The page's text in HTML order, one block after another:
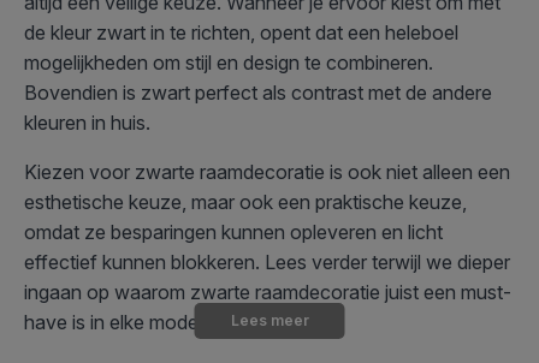
de kleur zwart in te richten, opent dat een heleboel
mogelijkheden om stijl en design te combineren.
Bovendien is zwart perfect als contrast met de andere
kleuren in huis.
Kiezen voor zwarte raamdecoratie is ook niet alleen een
esthetische keuze, maar ook een praktische keuze,
omdat ze besparingen kunnen opleveren en licht
effectief kunnen blokkeren. Lees verder terwijl we dieper
ingaan op waarom zwarte raamdecoratie juist een must-
have is in elke moderne woning.
Lees meer